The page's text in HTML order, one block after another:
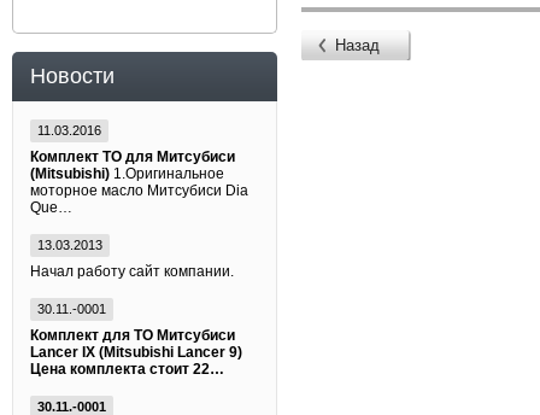
Новости
11.03.2016
Комплект ТО для Митсубиси
(Mitsubishi) 1.Оригинальное
моторное масло Митсубиси Dia
Que…
13.03.2013
Начал работу сайт компании.
30.11.-0001
Комплект для ТО Митсубиси
Lancer IX (Mitsubishi Lancer 9)
Цена комплекта стоит 22…
30.11.-0001
Назад